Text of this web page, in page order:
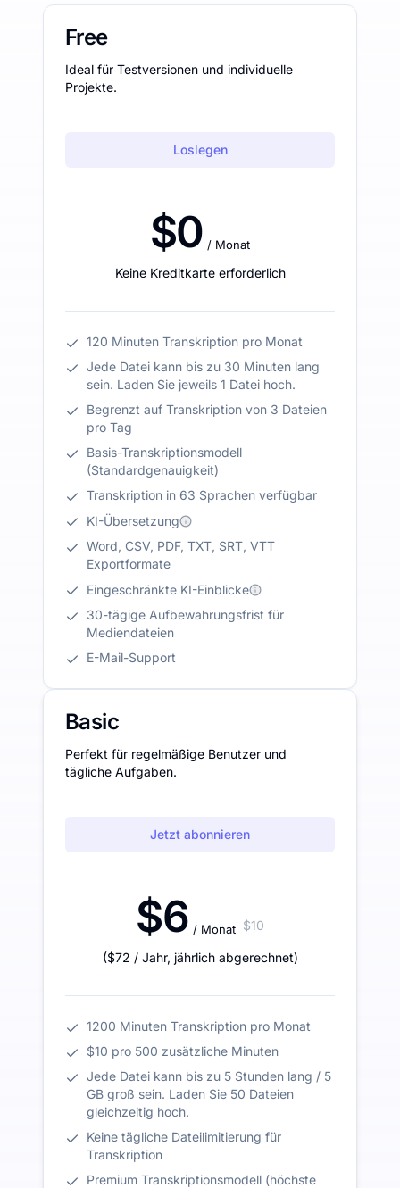
Free
Ideal für Testversionen und individuelle
Projekte.
Loslegen
$0 / Monat
Keine Kreditkarte erforderlich
120 Minuten Transkription pro Monat
Jede Datei kann bis zu 30 Minuten lang
sein. Laden Sie jeweils 1 Datei hoch.
Begrenzt auf Transkription von 3 Dateien
pro Tag
Basis-Transkriptionsmodell
(Standardgenauigkeit)
Transkription in 63 Sprachen verfügbar
KI-Übersetzung
Word, CSV, PDF, TXT, SRT, VTT
Exportformate
Eingeschränkte KI-Einblicke
30-tägige Aufbewahrungsfrist für
Mediendateien
E-Mail-Support
Basic
Perfekt für regelmäßige Benutzer und
tägliche Aufgaben.
Jetzt abonnieren
$6 / Monat $10
($72 / Jahr, jährlich abgerechnet)
1200 Minuten Transkription pro Monat
$10 pro 500 zusätzliche Minuten
Jede Datei kann bis zu 5 Stunden lang / 5
GB groß sein. Laden Sie 50 Dateien
gleichzeitig hoch.
Keine tägliche Dateilimitierung für
Transkription
Premium Transkriptionsmodell (höchste